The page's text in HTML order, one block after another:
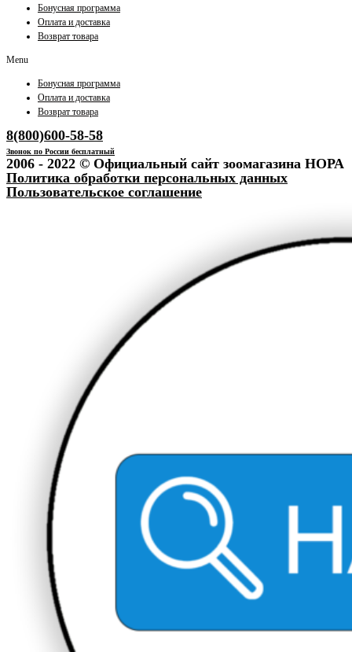
Бонусная программа
Оплата и доставка
Возврат товара
Menu
Бонусная программа
Оплата и доставка
Возврат товара
8(800)600-58-58
Звонок по России бесплатный
2006 - 2022 © Официальный сайт зоомагазина НОРА
Политика обработки персональных данных
Пользовательское соглашение